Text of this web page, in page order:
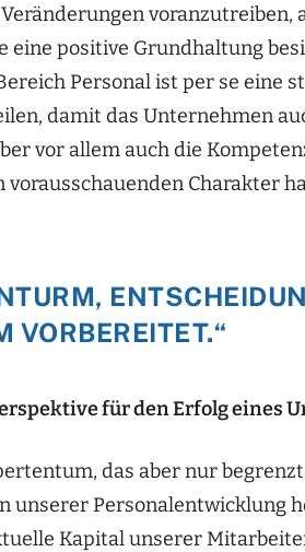
voranzutreiben,
positive Grundhaltung
Personal ist per se eine
damit das Unternehmen
vor allem auch die
Charakter
VORBEREITET.“
für den Erfolg eines
das aber nur
unserer Personalentwicklung
Kapital unserer